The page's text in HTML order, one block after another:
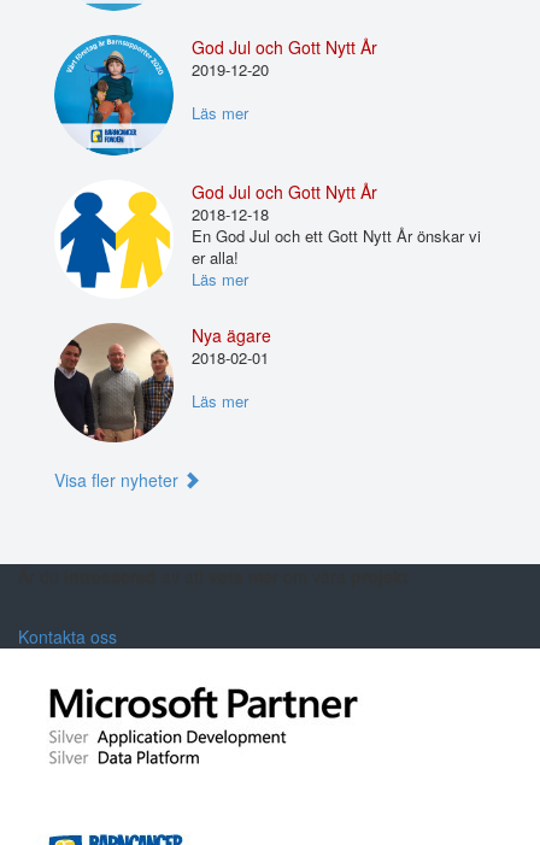
God Jul och Gott Nytt År
2019-12-20
Läs mer
God Jul och Gott Nytt År
2018-12-18
En God Jul och ett Gott Nytt År önskar vi
er alla!
Läs mer
Nya ägare
2018-02-01
Läs mer
Visa fler nyheter
Kontakta oss